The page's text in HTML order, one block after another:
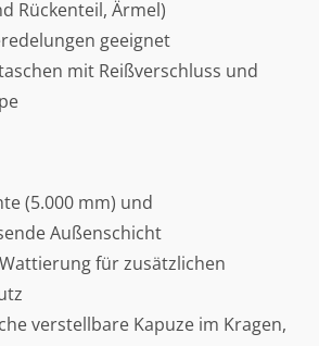
Rückenteil, Ärmel)
geeignet
mit Reißverschluss und
(5.000 mm) und
Außenschicht
für zusätzlichen
verstellbare Kapuze im Kragen,